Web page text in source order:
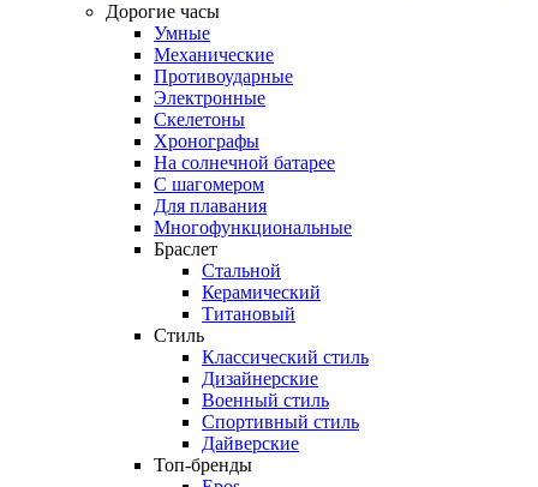
Дорогие часы
Умные
Механические
Противоударные
Электронные
Скелетоны
Хронографы
На солнечной батарее
С шагомером
Для плавания
Многофункциональные
Браслет
Стальной
Керамический
Титановый
Стиль
Классический стиль
Дизайнерские
Военный стиль
Спортивный стиль
Дайверские
Топ-бренды